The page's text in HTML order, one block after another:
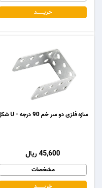
خریـــــــد
سازه فلزی دو سر خم 90 درجه - U شکل
45,600 ریال
مشخصات